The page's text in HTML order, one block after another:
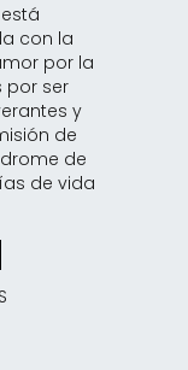
con la
por la
por ser
y
de
de
de vida